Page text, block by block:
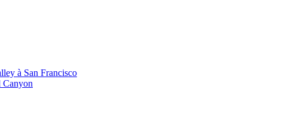
à San Francisco
Canyon